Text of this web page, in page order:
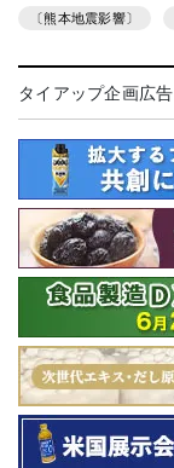
〔熊本地震影響〕
タイアップ企画広告